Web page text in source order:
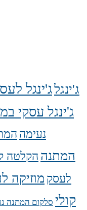
ג'ינגלג'ינגל
ג'ינגל עסקי
נעימה
המתנה הקלטה
לעסק מוזיקה
קולי סלקום המתנה